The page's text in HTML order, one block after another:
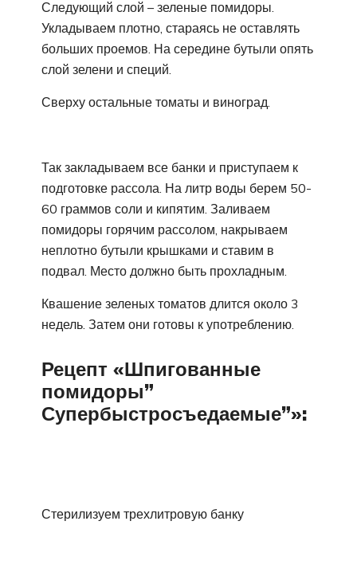
Следующий слой – зеленые помидоры.
Укладываем плотно, стараясь не оставлять
больших проемов. На середине бутыли опять
слой зелени и специй.
Сверху остальные томаты и виноград.
Так закладываем все банки и приступаем к
подготовке рассола. На литр воды берем 50-
60 граммов соли и кипятим. Заливаем
помидоры горячим рассолом, накрываем
неплотно бутыли крышками и ставим в
подвал. Место должно быть прохладным.
Квашение зеленых томатов длится около 3
недель. Затем они готовы к употреблению.
Рецепт «Шпигованные
помидоры”
Супербыстросъедаемые”»:
Стерилизуем трехлитровую банку